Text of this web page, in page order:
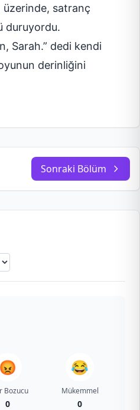
üzerinde, satranç
duruyordu.
Sarah.” dedi kendi
derinliğini
Sonraki Bölüm
😡
Bozucu
0
😂
Mükemmel
0